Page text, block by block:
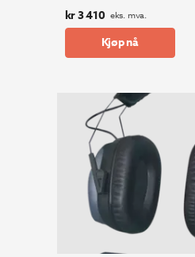
kr3 410 eks. mva.
Kjøp nå